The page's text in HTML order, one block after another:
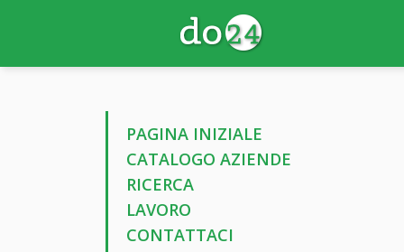
PAGINA INIZIALE
CATALOGO AZIENDE
RICERCA
LAVORO
CONTATTACI